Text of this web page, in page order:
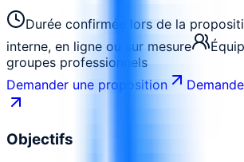
Durée confirmée lors de la
interne, en ligne ou sur mesure
groupes professionnels
Demander une proposition
Objectifs